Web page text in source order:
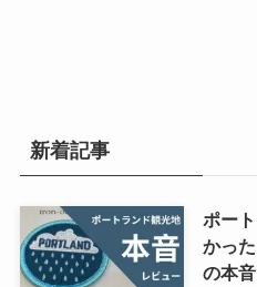
新着記事
ポー
かっ
の本音